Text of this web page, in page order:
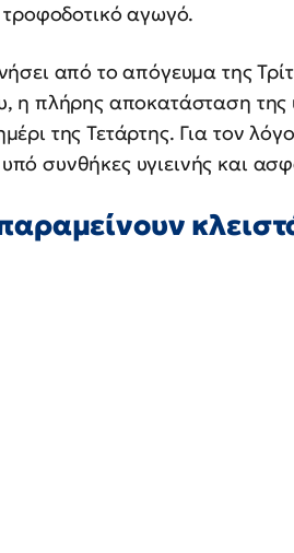
τροφοδοτικό αγωγό.
από το απόγευμα της
η πλήρης αποκατάσταση της
της Τετάρτης. Για τον
συνθήκες υγιεινής και